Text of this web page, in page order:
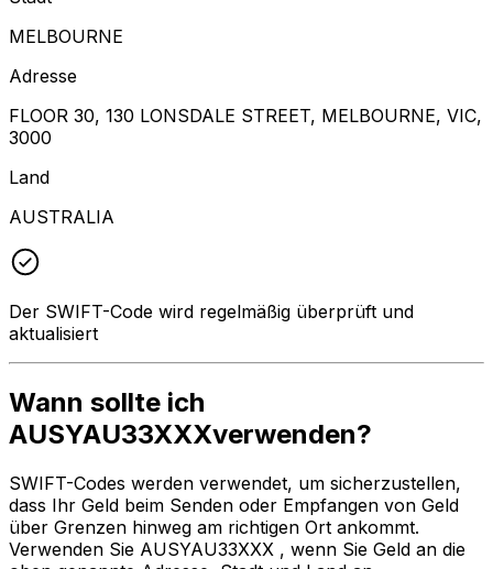
MELBOURNE
Adresse
FLOOR 30, 130 LONSDALE STREET, MELBOURNE, VIC,
3000
Land
AUSTRALIA
Der SWIFT-Code wird regelmäßig überprüft und
aktualisiert
Wann sollte ich
AUSYAU33XXXverwenden?
SWIFT-Codes werden verwendet, um sicherzustellen,
dass Ihr Geld beim Senden oder Empfangen von Geld
über Grenzen hinweg am richtigen Ort ankommt.
Verwenden Sie AUSYAU33XXX , wenn Sie Geld an die